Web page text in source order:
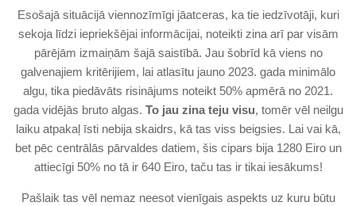
Esošajā situācijā viennozīmīgi jāatceras, ka tie iedzīvotāji, kuri
sekoja līdzi iepriekšējai informācijai, noteikti zina arī par visām
pārējām izmaiņām šajā saistībā. Jau šobrīd kā viens no
galvenajiem kritērijiem, lai atlasītu jauno 2023. gada minimālo
algu, tika piedāvāts risinājums noteikt 50% apmērā no 2021.
gada vidējās bruto algas. To jau zina teju visu, tomēr vēl neilgu
laiku atpakaļ īsti nebija skaidrs, kā tas viss beigsies. Lai vai kā,
bet pēc centrālās pārvaldes datiem, šis cipars bija 1280 Eiro un
attiecīgi 50% no tā ir 640 Eiro, taču tas ir tikai iesākums!
Pašlaik tas vēl nemaz neesot vienīgais aspekts uz kuru būtu